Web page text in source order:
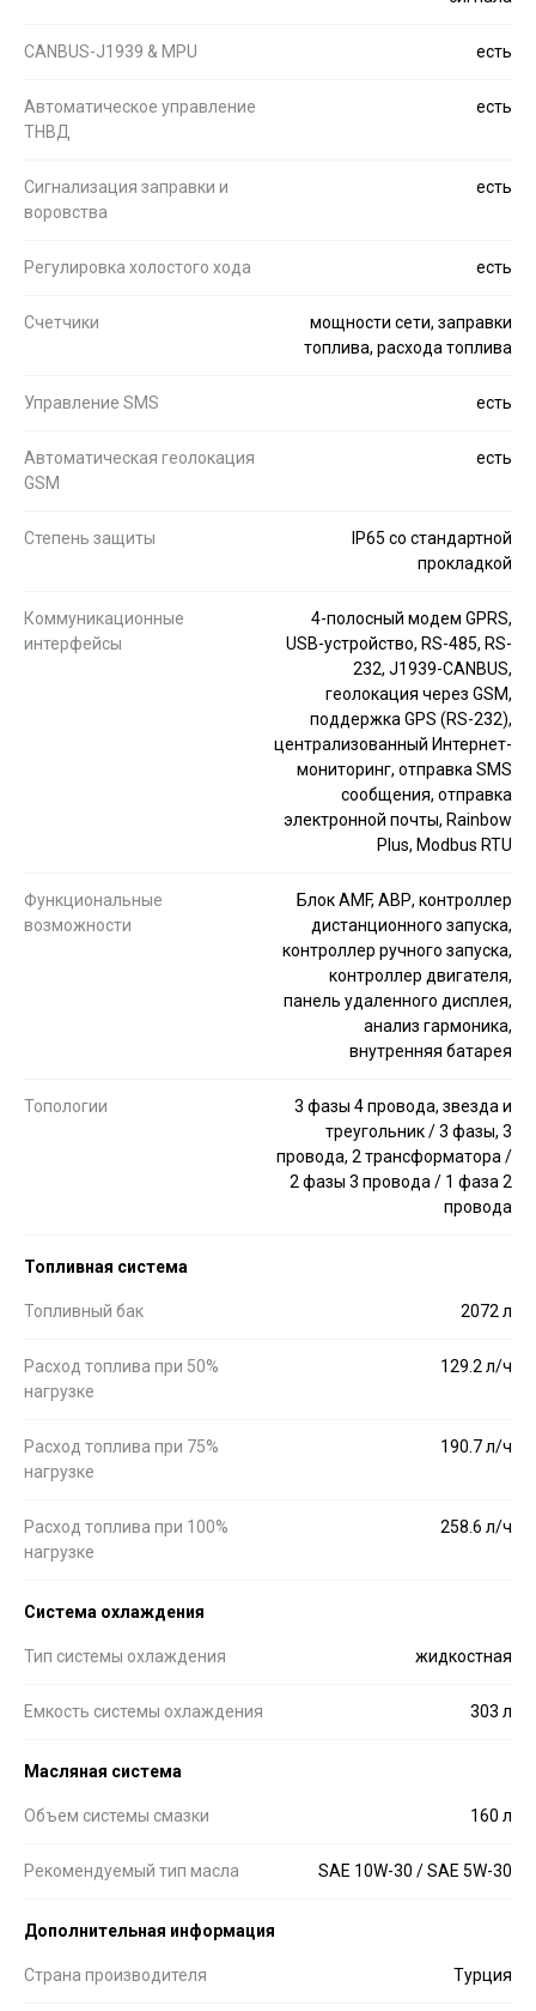
CANBUS-J1939 & MPU есть
Автоматическое управление
ТНВД
есть
Сигнализация заправки и
воровства
есть
Регулировка холостого хода есть
Счетчики
мощности сети, заправки
топлива, расхода топлива
Управление SMS есть
Автоматическая геолокация
GSM
есть
Степень защиты
IP65 со стандартной
прокладкой
Коммуникационные
интерфейсы
4-полосный модем GPRS,
USB-устройство, RS-485, RS-
232, J1939-CANBUS,
геолокация через GSM,
поддержка GPS (RS-232),
централизованный Интернет-
мониторинг, отправка SMS
сообщения, отправка
электронной почты, Rainbow
Plus, Modbus RTU
Функциональные
возможности
Блок AMF, АВР, контроллер
дистанционного запуска,
контроллер ручного запуска,
контроллер двигателя,
панель удаленного дисплея,
анализ гармоника,
внутренняя батарея
Топологии
3 фазы 4 провода, звезда и
треугольник / 3 фазы, 3
провода, 2 трансформатора /
2 фазы 3 провода / 1 фаза 2
провода
Топливная система
Топливный бак 2072 л
Расход топлива при 50%
нагрузке
129.2 л/ч
Расход топлива при 75%
нагрузке
190.7 л/ч
Расход топлива при 100%
нагрузке
258.6 л/ч
Система охлаждения
Тип системы охлаждения жидкостная
Емкость системы охлаждения 303 л
Масляная система
Объем системы смазки 160 л
Рекомендуемый тип масла SAE 10W-30 / SAE 5W-30
Дополнительная информация
Страна производителя Турция